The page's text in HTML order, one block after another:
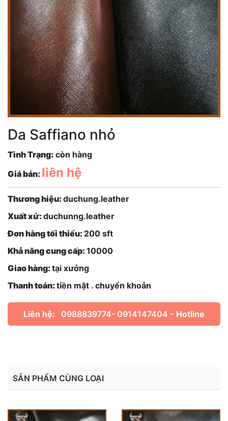
Da Saffiano nhỏ
Tình Trạng: còn hàng
Giá bán: liên hệ
Thương hiệu: duchung.leather
Xuất xứ: duchunng.leather
Đơn hàng tối thiểu: 200 sft
Khả năng cung cấp: 10000
Giao hàng: tại xưởng
Thanh toán: tiền mặt . chuyển khoản
Liên hệ: 0988839774- 0914147404 - Hotline
SẢN PHẨM CÙNG LOẠI